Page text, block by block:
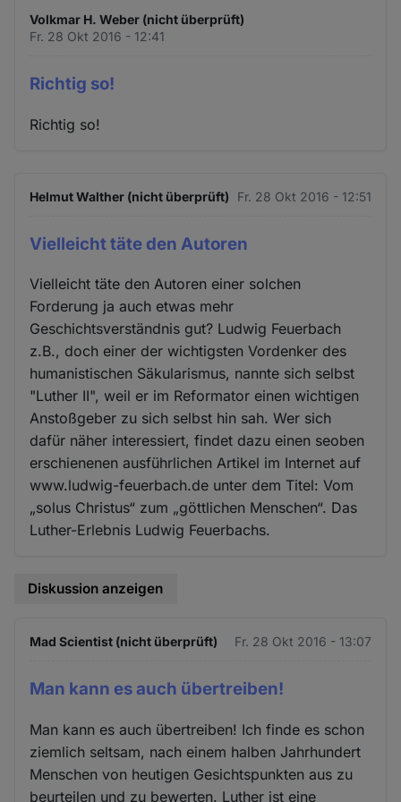
Volkmar H. Weber (nicht überprüft)
Fr. 28 Okt 2016 - 12:41
Richtig so!
Richtig so!
Helmut Walther (nicht überprüft) Fr. 28 Okt 2016 - 12:51
Vielleicht täte den Autoren
Vielleicht täte den Autoren einer solchen
Forderung ja auch etwas mehr
Geschichtsverständnis gut? Ludwig Feuerbach
z.B., doch einer der wichtigsten Vordenker des
humanistischen Säkularismus, nannte sich selbst
"Luther II", weil er im Reformator einen wichtigen
Anstoßgeber zu sich selbst hin sah. Wer sich
dafür näher interessiert, findet dazu einen seoben
erschienenen ausführlichen Artikel im Internet auf
www.ludwig-feuerbach.de unter dem Titel: Vom
„solus Christus“ zum „göttlichen Menschen“. Das
Luther-Erlebnis Ludwig Feuerbachs.
Diskussion anzeigen
Mad Scientist (nicht überprüft) Fr. 28 Okt 2016 - 13:07
Man kann es auch übertreiben!
Man kann es auch übertreiben! Ich finde es schon
ziemlich seltsam, nach einem halben Jahrhundert
Menschen von heutigen Gesichtspunkten aus zu
beurteilen und zu bewerten. Luther ist eine